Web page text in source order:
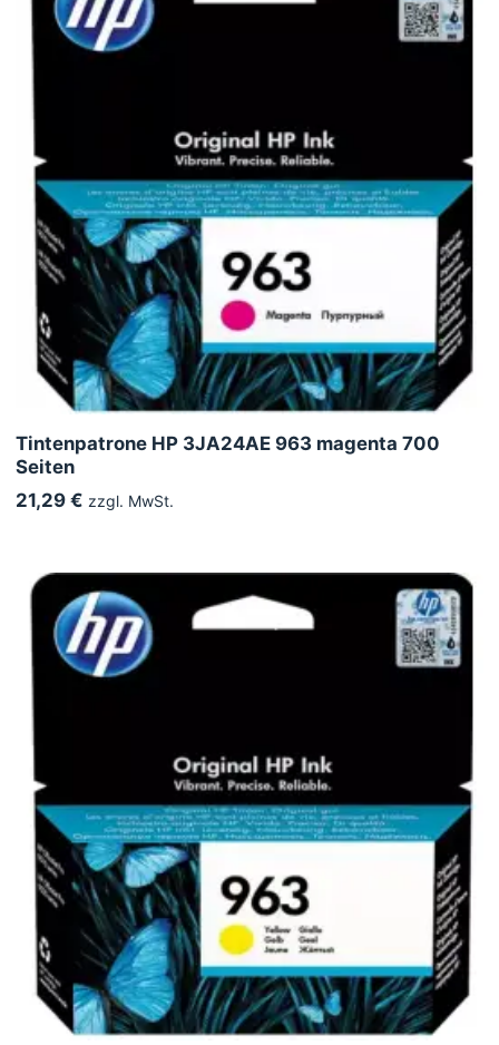
Tintenpatrone HP 3JA24AE 963 magenta 700
Seiten
21,29 € zzgl. MwSt.